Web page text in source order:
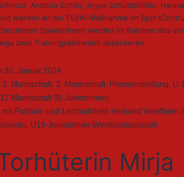
Antonia Schön, Joyce Schüttelhöfer,
werden an der FLVW-Maßnahme im
Spielerinnen werden im Rahmen des
zwei Trainingseinheiten absolvieren.
30. Januar 2024
1. Mannschaft, 2. Mannschaft, Pressemitteilung, U-
Mannschaft (B-Juniorinnen)
mit Fußball- und Leichtathletik-Verband Westfalen
, U19-Juniorinnen-Westfalenauswahl
Mirja